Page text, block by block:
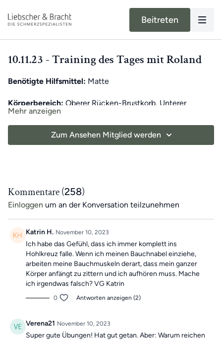
Beitreten
10.11.23 - Training des Tages mit Roland
Benötigte Hilfsmittel: Matte
Körperbereich: Oberer Rücken-Brustkorb, Unterer
Rücken-Bauch
Unser moderner Alltag kann unsere Bewegung stark
auszugleichen und das
Jeden Tagerwartet dich ein7-minütiges Übungsvideo
mit Roland . AlsWochen-Highlight
30-minütiges Training , um dich motiviert zu halten!
Die Übungen bilden insgesamt ein Ganzkörpertraining mit
verschiedenen Schwerpunkten und sind somit die ideale
Grundlage für einschmerzfreies,
gesundesundbewegliches Leben.
Mach dir keine Sorgen, falls du mal einen Tag verpasst,
Mehr anzeigen
Zum Ansehen Mitglied werden
Kommentare (258)
Einloggen um an der Konversation teilzunehmen
Katrin H. November 10, 2023
Ich habe das Gefühl, dass ich immer komplett ins
Hohlkreuz falle. Wenn ich meinen Bauchnabel einziehe,
arbeiten meine Bauchmuskeln derart, dass mein ganzer
Körper anfängt zu zittern und ich aufhören muss. Mache
ich irgendwas falsch? VG Katrin
0 Antworten anzeigen (2)
Verena21 November 10, 2023
Super gute Übungen! Hat gut getan. Aber: Warum reichen